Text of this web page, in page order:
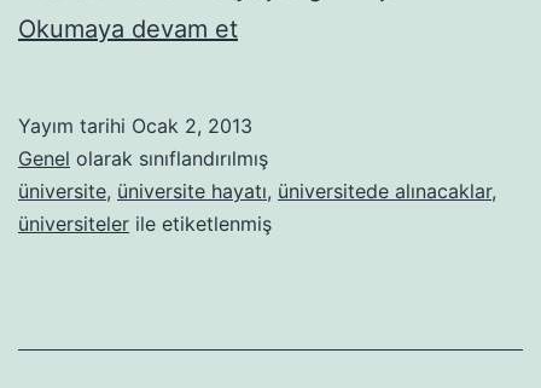
Okumaya devam etÜniversite
Listesi
Yayım tarihi Ocak 2, 2013
Genel olarak sınıflandırılmış
üniversite, üniversite hayatı, üniversitede alınacaklar,
üniversiteler ile etiketlenmiş